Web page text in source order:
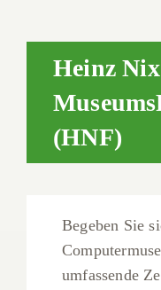
Heinz
(HNF)
Begeben Sie
umfassende